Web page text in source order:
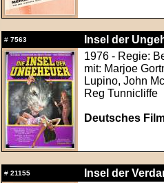
# 7563
Insel der
1976 - Regie:
mit: Marjoe
Lupino, John
Reg Tunnicliffe
Deutsches
# 21155
Insel der